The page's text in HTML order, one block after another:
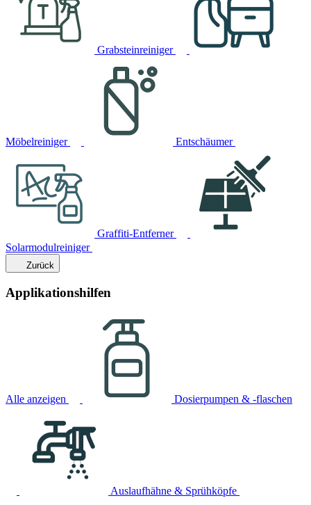
Grabsteinreiniger
Möbelreiniger Entschäumer
Graffiti-Entferner
Solarmodulreiniger
Zurück
Applikationshilfen
Alle anzeigen Dosierpumpen & -flaschen
Auslaufhähne & Sprühköpfe